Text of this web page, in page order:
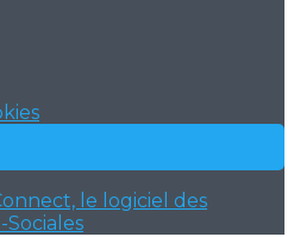
le logiciel des
Sociales